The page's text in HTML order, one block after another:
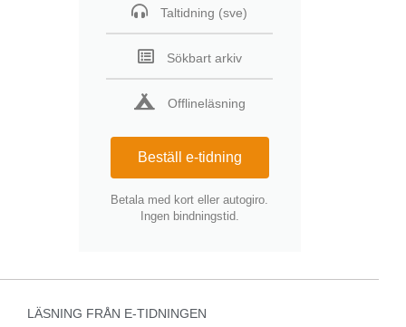
Taltidning (sve)
Sökbart arkiv
Offlineläsning
Beställ e-tidning
Betala med kort eller autogiro.
Ingen bindningstid.
LÄSNING FRÅN E-TIDNINGEN